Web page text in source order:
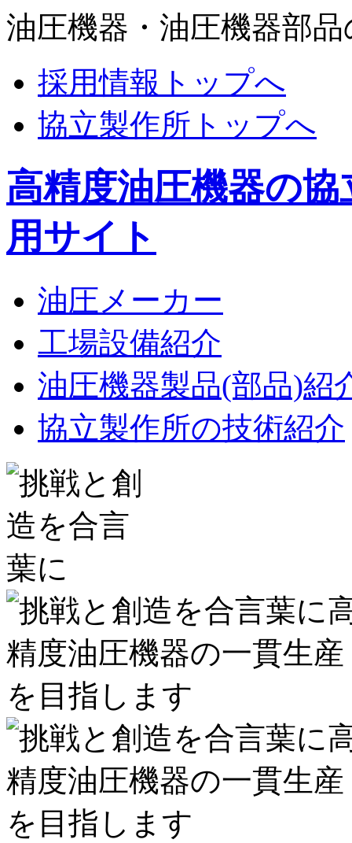
油圧機器・油圧機器部
採用情報トップへ
協立製作所トップへ
高精度油圧機器の
用サイト
油圧メーカー
工場設備紹介
油圧機器製品(部品)紹
協立製作所の技術紹介